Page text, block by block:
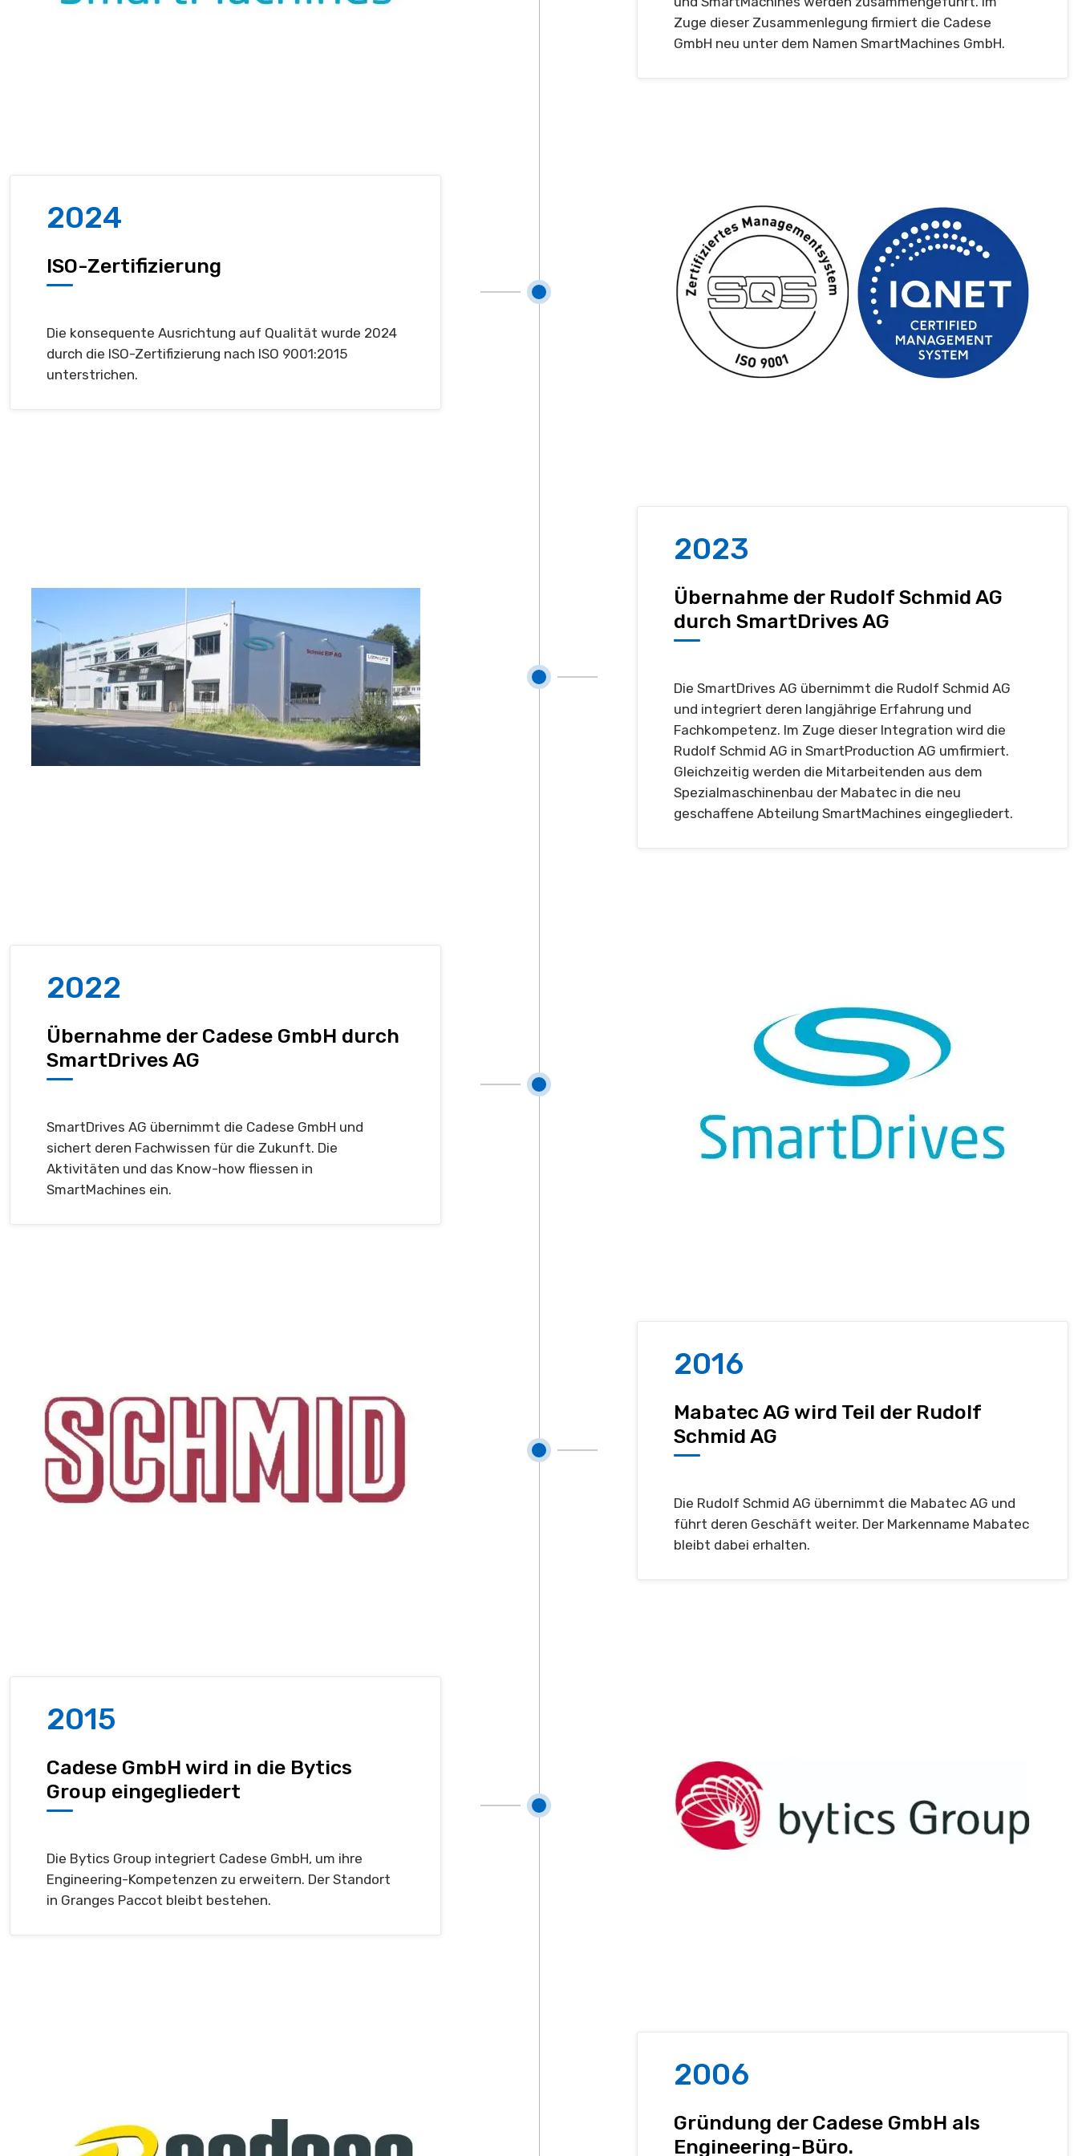
Zuge dieser Zusammenlegung firmiert die Cadese
GmbH neu unter dem Namen SmartMachines GmbH.
2024
ISO-Zertifizierung
Die konsequente Ausrichtung auf Qualität wurde 2024
durch die ISO-Zertifizierung nach ISO 9001:2015
unterstrichen.
2023
Übernahme der Rudolf Schmid AG
durch SmartDrives AG
Die SmartDrives AG übernimmt die Rudolf Schmid AG
und integriert deren langjährige Erfahrung und
Fachkompetenz. Im Zuge dieser Integration wird die
Rudolf Schmid AG in SmartProduction AG umfirmiert.
Gleichzeitig werden die Mitarbeitenden aus dem
Spezialmaschinenbau der Mabatec in die neu
geschaffene Abteilung SmartMachines eingegliedert.
2022
Übernahme der Cadese GmbH durch
SmartDrives AG
SmartDrives AG übernimmt die Cadese GmbH und
sichert deren Fachwissen für die Zukunft. Die
Aktivitäten und das Know-how fliessen in
SmartMachines ein.
2016
Mabatec AG wird Teil der Rudolf
Schmid AG
Die Rudolf Schmid AG übernimmt die Mabatec AG und
führt deren Geschäft weiter. Der Markenname Mabatec
bleibt dabei erhalten.
2015
Cadese GmbH wird in die Bytics
Group eingegliedert
Die Bytics Group integriert Cadese GmbH, um ihre
Engineering-Kompetenzen zu erweitern. Der Standort
in Granges Paccot bleibt bestehen.
2006
Gründung der Cadese GmbH als
Engineering-Büro.